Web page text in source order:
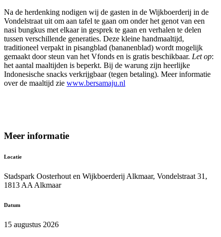
Na de herdenking nodigen wij de gasten in de Wijkboerderij in de
Vondelstraat uit om aan tafel te gaan om onder het genot van een
nasi bungkus met elkaar in gesprek te gaan en verhalen te delen
tussen verschillende generaties. Deze kleine handmaaltijd,
traditioneel verpakt in pisangblad (bananenblad) wordt mogelijk
gemaakt door steun van het Vfonds en is gratis beschikbaar. Let op:
het aantal maaltijden is beperkt. Bij de warung zijn heerlijke
Indonesische snacks verkrijgbaar (tegen betaling). Meer informatie
over de maaltijd zie www.bersamaju.nl
Meer informatie
Locatie
Stadspark Oosterhout en Wijkboerderij Alkmaar, Vondelstraat 31,
1813 AA Alkmaar
Datum
15 augustus 2026